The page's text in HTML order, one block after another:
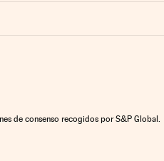
de consenso recogidos por S&P Global.